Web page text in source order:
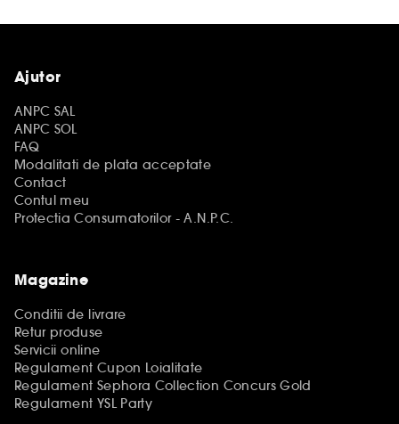
Ajutor
ANPC SAL
ANPC SOL
FAQ
Modalitati de plata acceptate
Contact
Contul meu
Protectia Consumatorilor - A.N.P.C.
Magazine
Conditii de livrare
Retur produse
Servicii online
Regulament Cupon Loialitate
Regulament Sephora Collection Concurs Gold
Regulament YSL Party